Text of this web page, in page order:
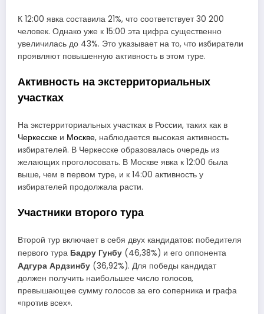
К 12:00 явка составила 21%, что соответствует 30 200
человек. Однако уже к 15:00 эта цифра существенно
увеличилась до 43%. Это указывает на то, что избиратели
проявляют повышенную активность в этом туре.
Активность на экстерриториальных
участках
На экстерриториальных участках в России, таких как в
Черкесске и Москве, наблюдается высокая активность
избирателей. В Черкесске образовалась очередь из
желающих проголосовать. В Москве явка к 12:00 была
выше, чем в первом туре, и к 14:00 активность у
избирателей продолжала расти.
Участники второго тура
Второй тур включает в себя двух кандидатов: победителя
первого тура Бадру Гунбу (46,38%) и его оппонента
Адгура Ардзинбу (36,92%). Для победы кандидат
должен получить наибольшее число голосов,
превышающее сумму голосов за его соперника и графа
«против всех».